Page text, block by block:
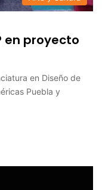
en proyecto
en Diseño de
Puebla y